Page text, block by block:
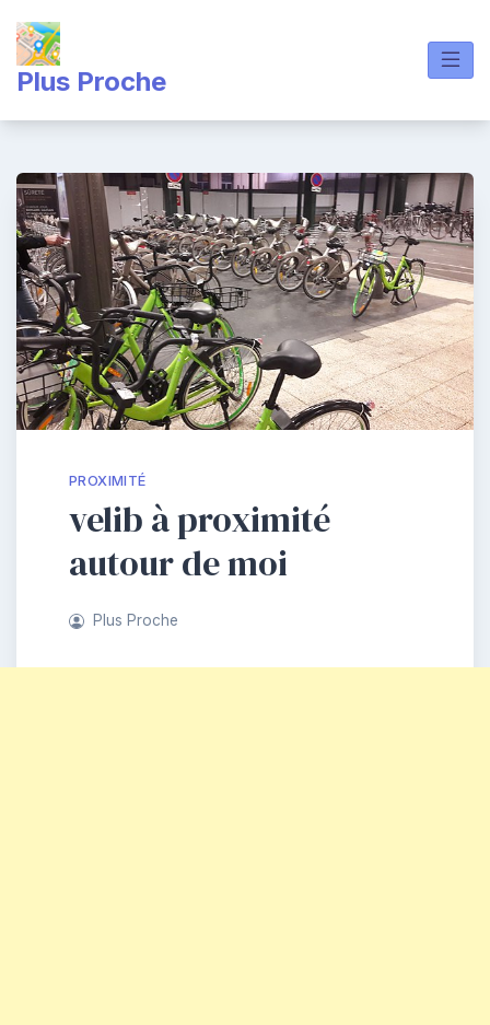
content
Plus Proche
PROXIMITÉ
velib à proximité
autour de moi
Plus Proche